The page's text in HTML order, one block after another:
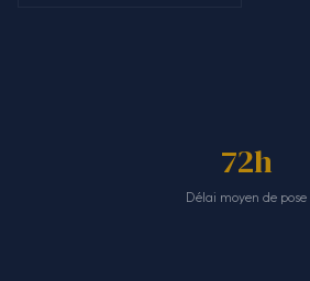
72h
Délai moyen de pose